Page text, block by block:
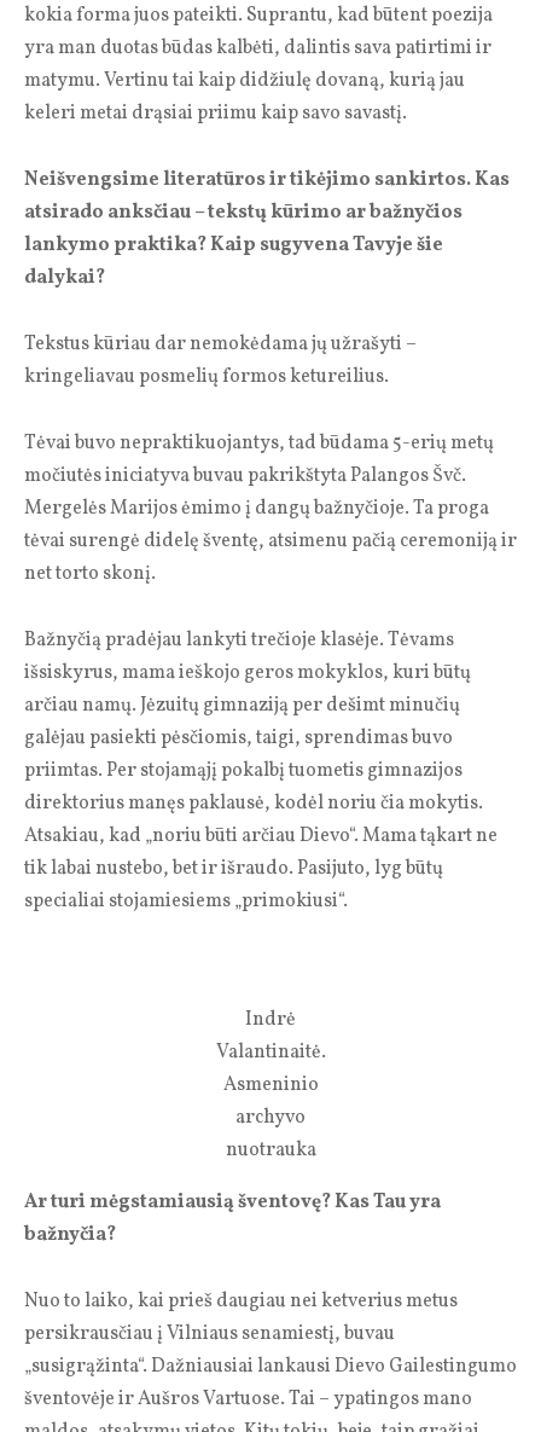
kokia forma juos pateikti. Suprantu, kad būtent poezija
yra man duotas būdas kalbėti, dalintis sava patirtimi ir
matymu. Vertinu tai kaip didžiulę dovaną, kurią jau
keleri metai drąsiai priimu kaip savo savastį.
Neišvengsime literatūros ir tikėjimo sankirtos. Kas
atsirado anksčiau – tekstų kūrimo ar bažnyčios
lankymo praktika? Kaip sugyvena Tavyje šie
dalykai?
Tekstus kūriau dar nemokėdama jų užrašyti –
kringeliavau posmelių formos ketureilius.
Tėvai buvo nepraktikuojantys, tad būdama 5-erių metų
močiutės iniciatyva buvau pakrikštyta Palangos Švč.
Mergelės Marijos ėmimo į dangų bažnyčioje. Ta proga
tėvai surengė didelę šventę, atsimenu pačią ceremoniją ir
net torto skonį.
Bažnyčią pradėjau lankyti trečioje klasėje. Tėvams
išsiskyrus, mama ieškojo geros mokyklos, kuri būtų
arčiau namų. Jėzuitų gimnaziją per dešimt minučių
galėjau pasiekti pėsčiomis, taigi, sprendimas buvo
priimtas. Per stojamąjį pokalbį tuometis gimnazijos
direktorius manęs paklausė, kodėl noriu čia mokytis.
Atsakiau, kad „noriu būti arčiau Dievo“. Mama tąkart ne
tik labai nustebo, bet ir išraudo. Pasijuto, lyg būtų
specialiai stojamiesiems „primokiusi“.
Indrė
Valantinaitė.
Asmeninio
archyvo
nuotrauka
Ar turi mėgstamiausią šventovę? Kas Tau yra
bažnyčia?
Nuo to laiko, kai prieš daugiau nei ketverius metus
persikrausčiau į Vilniaus senamiestį, buvau
„susigrąžinta“. Dažniausiai lankausi Dievo Gailestingumo
šventovėje ir Aušros Vartuose. Tai – ypatingos mano